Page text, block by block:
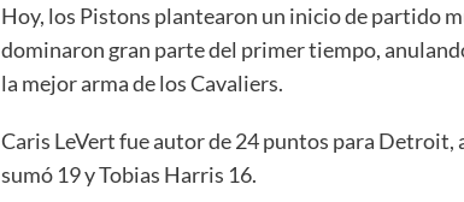
Hoy, los Pistons plantearon un inicio de partido
dominaron gran parte del primer tiempo,
la mejor arma de los Cavaliers.
Caris LeVert fue autor de 24 puntos para Detroit,
sumó 19 y Tobias Harris 16.